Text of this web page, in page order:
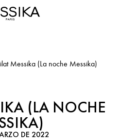
Messika (La noche Messika)
(LA NOCHE
DE 2022